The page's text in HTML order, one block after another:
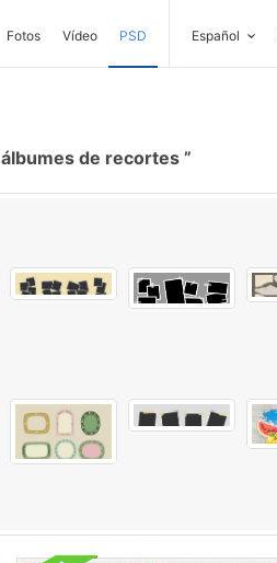
Fotos Vídeo PSD Español
álbumes de recortes